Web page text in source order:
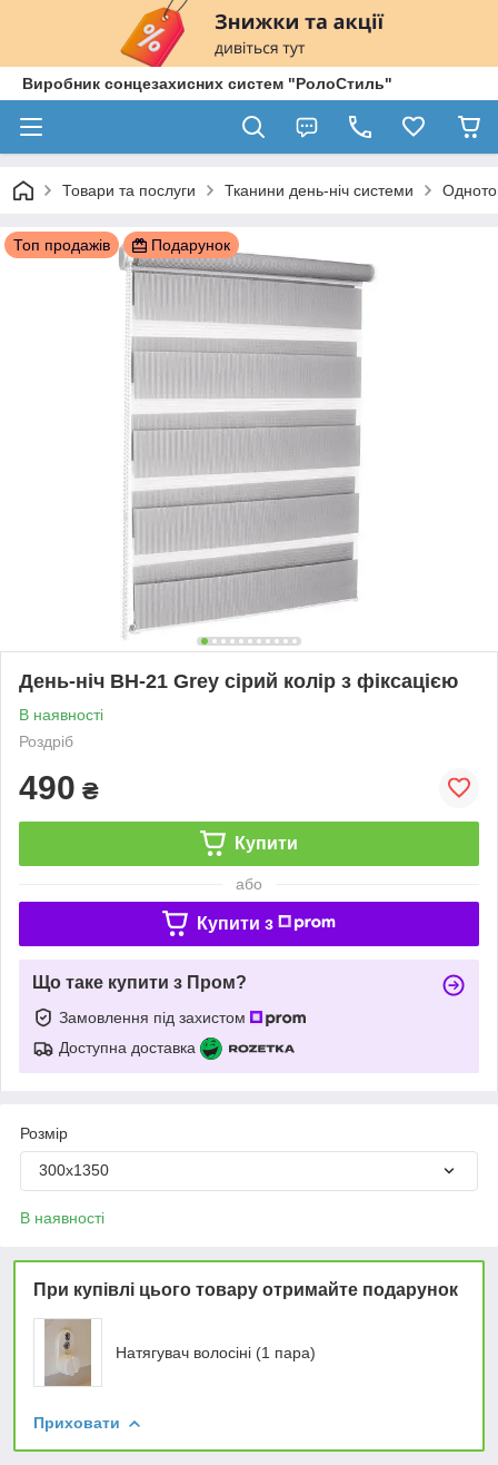
Виробник сонцезахисних систем "РолоСтиль"
Товари та послуги Тканини день-ніч системи
Топ продажів Подарунок
День-ніч ВН-21 Grey сірий колір з фіксацією
В наявності
Роздріб
490 ₴
Купити
або
Купити з
Що таке купити з Пром?
Замовлення під захистом
Доступна доставка
Розмір
300х1350
В наявності
При купівлі цього товару отримайте подарунок
Натягувач волосіні (1 пара)
Приховати